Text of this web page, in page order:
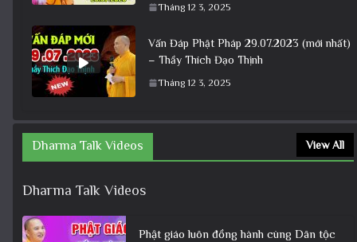
Tháng 12 3, 2025
Vấn Đáp Phật Pháp 29.07.2023 (mới nhất)
– Thầy Thích Đạo Thịnh
Tháng 12 3, 2025
Dharma Talk Videos View All
Dharma Talk Videos
Phật giáo luôn đồng hành cùng Dân tộc